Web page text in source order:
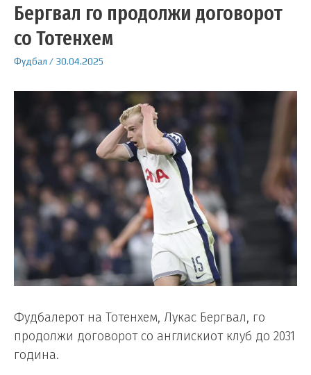
Бергвал го продолжи договорот
со Тотенхем
Фудбал / 30.04.2025
Фудбалерот на Тотенхем, Лукас Бергвал, го
продолжи договорот со англискиот клуб до 2031
година.